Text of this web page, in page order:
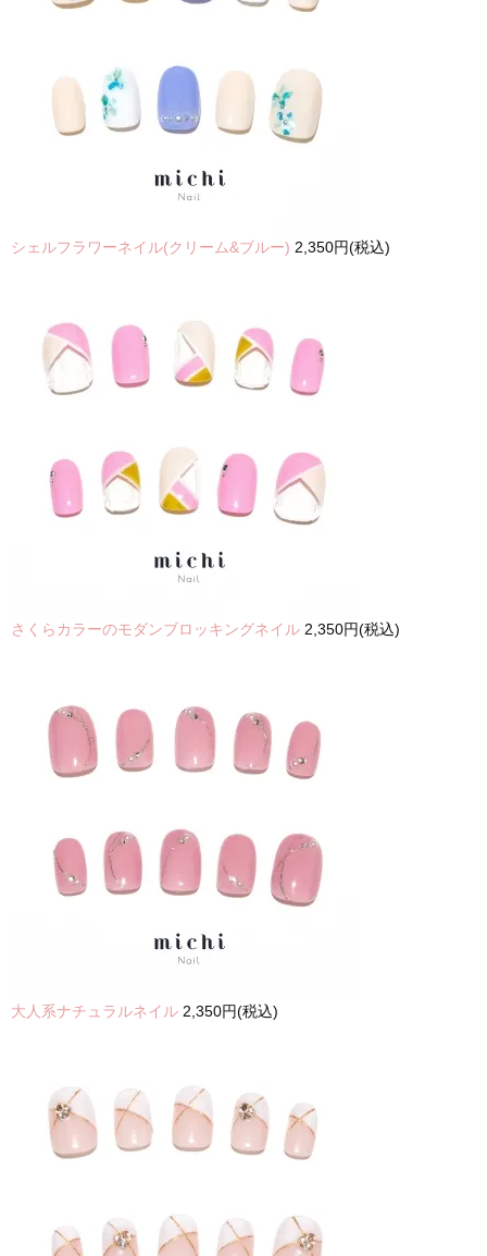
シェルフラワーネイル(クリーム&ブルー) 2,350円(税込)
さくらカラーのモダンブロッキングネイル 2,350円(税込)
大人系ナチュラルネイル 2,350円(税込)